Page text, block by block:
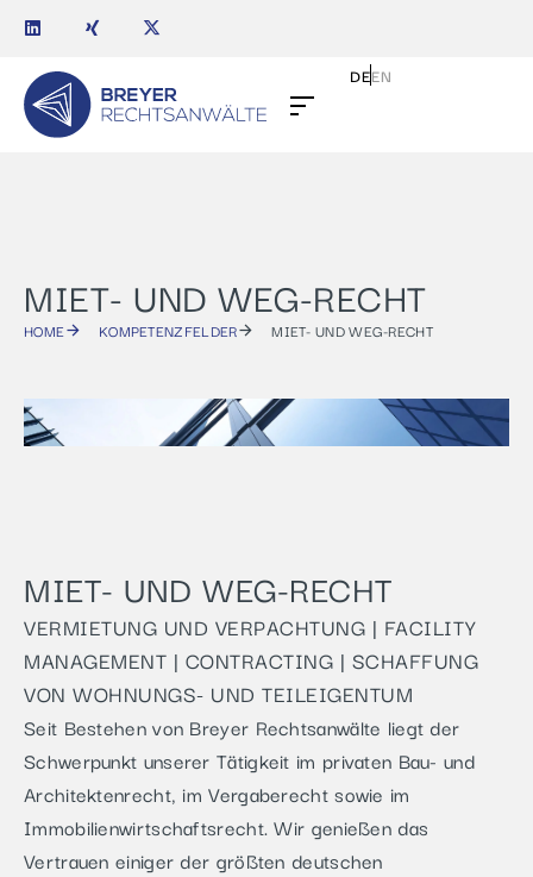
DEEN
MIET- UND WEG-RECHT
HOME KOMPETENZFELDER MIET- UND WEG-RECHT
MIET- UND WEG-RECHT
VERMIETUNG UND VERPACHTUNG | FACILITY
MANAGEMENT | CONTRACTING | SCHAFFUNG
VON WOHNUNGS- UND TEILEIGENTUM
Seit Bestehen von Breyer Rechtsanwälte liegt der
Schwerpunkt unserer Tätigkeit im privaten Bau- und
Architektenrecht, im Vergaberecht sowie im
Immobilienwirtschaftsrecht. Wir genießen das
Vertrauen einiger der größten deutschen